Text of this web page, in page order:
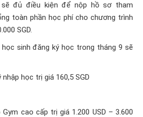
đủ điều kiện để nộp hồ sơ tham
toàn phần học phí cho chương trình
SGD.
sinh đăng ký học trong tháng 9 sẽ
học trị giá 160,5 SGD
cao cấp trị giá 1.200 USD – 3.600